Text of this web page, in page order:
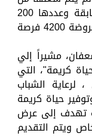
مارس الماضي 2022 في النشرة السابقة وعددها 200
فرصة عمل، ليصبح إجمالي الفرص المعروضة 4200 فرصة
مشيراً إلي
كريمة"، التي
لرعاية الشباب
حياة كريمة
تهدف إلى عرض
ويتم التقديم